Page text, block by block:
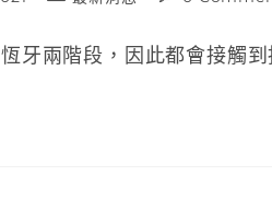
牙兩階段，因此都會接觸